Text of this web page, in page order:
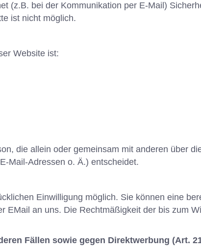
(z.B. bei der Kommunikation per E-Mail)
ist nicht möglich.
Website ist:
die allein oder gemeinsam mit anderen über
Mail-Adressen o. Ä.) entscheidet.
Einwilligung möglich. Sie können eine
EMail an uns. Die Rechtmäßigkeit der bis zum
Fällen sowie gegen Direktwerbung (Art.